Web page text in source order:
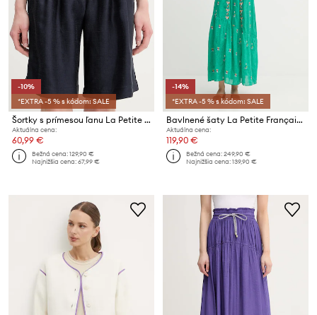
-10%
*EXTRA -5 % s kódom: SALE
Šortky s prímesou ľanu La Petite Française SAVOUREUX
Aktuálna cena:
60,99 €
Bežná cena:129,90 €
Najnižšia cena:67,99 €
-14%
*EXTRA -5 % s kódom: SALE
Bavlnené šaty La Petite Française RACHELE
Aktuálna cena:
119,90 €
Bežná cena:249,90 €
Najnižšia cena:139,90 €